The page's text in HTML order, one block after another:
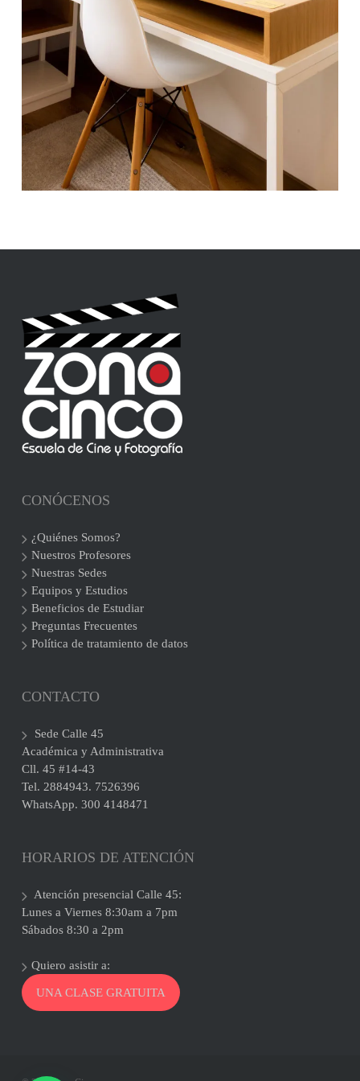
CONÓCENOS
¿Quiénes Somos?
Nuestros Profesores
Nuestras Sedes
Equipos y Estudios
Beneficios de Estudiar
Preguntas Frecuentes
Política de tratamiento de datos
CONTACTO
Sede Calle 45
Académica y Administrativa
Cll. 45 #14-43
Tel. 2884943. 7526396
WhatsApp. 300 4148471
HORARIOS DE ATENCIÓN
Atención presencial Calle 45:
Lunes a Viernes 8:30am a 7pm
Sábados 8:30 a 2pm
Quiero asistir a:
UNA CLASE GRATUITA